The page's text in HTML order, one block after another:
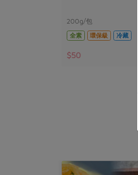
200g/包
全素
環保級 冷藏
$50